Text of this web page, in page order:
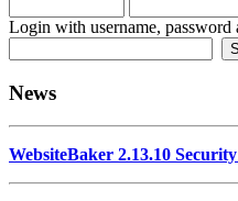
Login with username, password
News
WebsiteBaker 2.13.10